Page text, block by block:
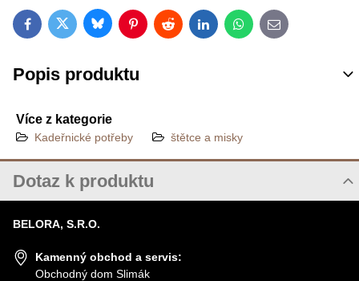
FacebookTwitterBlueskyPinterestRedditLinkedInWhatsApp
E-mail
Popis produktu
Více z kategorie
Kadeřnické potřeby štětce a misky
Dotaz k produktu
JMÉNO
BELORA, S.R.O.
Kamenný obchod a servis:
Obchodný dom Slimák